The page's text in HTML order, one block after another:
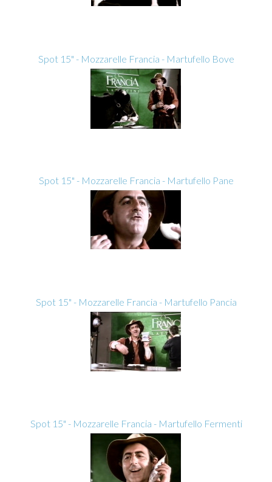
Spot 15" - Mozzarelle Francia - Martufello Bove
Spot 15" - Mozzarelle Francia - Martufello Pane
Spot 15" - Mozzarelle Francia - Martufello Pancia
Spot 15" - Mozzarelle Francia - Martufello Fermenti